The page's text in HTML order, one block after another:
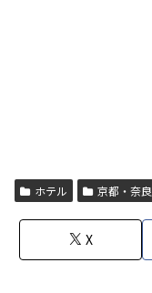
ホテル 京都・奈良
X